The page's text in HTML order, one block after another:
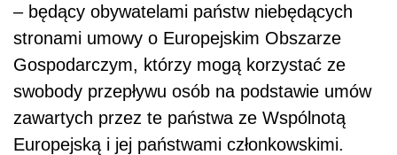
– będący obywatelami państw niebędących
stronami umowy o Europejskim Obszarze
Gospodarczym, którzy mogą korzystać ze
swobody przepływu osób na podstawie umów
zawartych przez te państwa ze Wspólnotą
Europejską i jej państwami członkowskimi.